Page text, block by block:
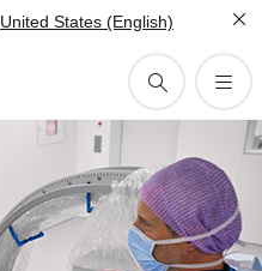
United States (English)